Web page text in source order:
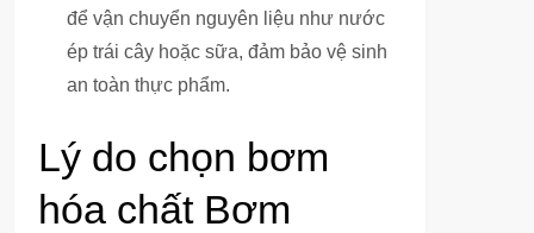
để vận chuyển nguyên liệu như nước
ép trái cây hoặc sữa, đảm bảo vệ sinh
an toàn thực phẩm.
Lý do chọn bơm
hóa chất Bơm